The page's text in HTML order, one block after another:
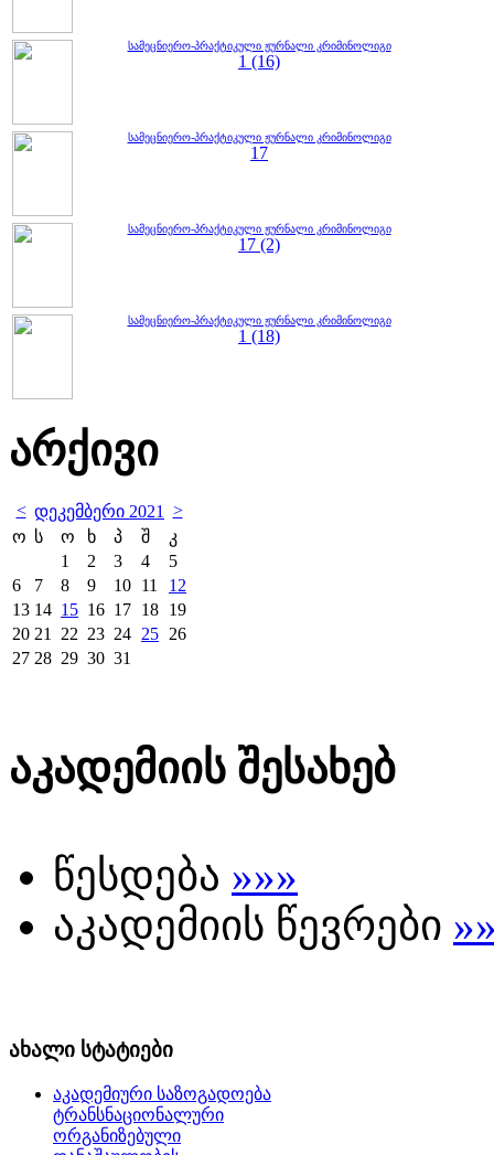
სამეცნიერო-პრაქტიკული ჟურნალი კრიმინოლიგი
1 (16)
სამეცნიერო-პრაქტიკული ჟურნალი კრიმინოლიგი
17
სამეცნიერო-პრაქტიკული ჟურნალი კრიმინოლიგი
17 (2)
სამეცნიერო-პრაქტიკული ჟურნალი კრიმინოლიგი
1 (18)
არქივი
< დეკემბერი 2021
>
ო ს ო ხ პ შ
კ
1
2 3 4
5
6
7 8 9 10 11
12
13 14 15 16 17 18 19
20 21 22 23 24 25 26
27 28 29 30 31
აკადემიის შესახებ
წესდება »»»
აკადემიის წევრები
ახალი სტატიები
აკადემიური საზოგადოება
ტრანსნაციონალური
ორგანიზებული